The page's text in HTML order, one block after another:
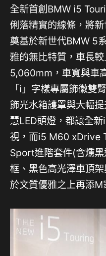
全新首創BMW i5
俐落精實的線條，將
奠基於新世代BMW 5
雅的無比特質，車長
5,060mm，車寬與車
「i」字樣專屬飾徽雙
飾光水箱護罩與大幅
慧LED頭燈，都讓全
視，而i5 M60 xDrive
Sport進階套件(含燻
框、黑色高光澤車頂
於文質優雅之上再添M